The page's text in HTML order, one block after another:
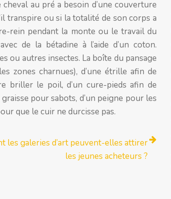
au pré a besoin d’une couverture
transpire ou si la totalité de son corps a
rein pendant la monte ou le travail du
de la bétadine à l’aide d’un coton.
ou autres insectes. La boîte du pansage
zones charnues), d’une étrille afin de
briller le poil, d’un cure-pieds afin de
pour sabots, d’un peigne pour les
que le cuir ne durcisse pas.
les galeries d’art peuvent-elles attirer
les jeunes acheteurs ?